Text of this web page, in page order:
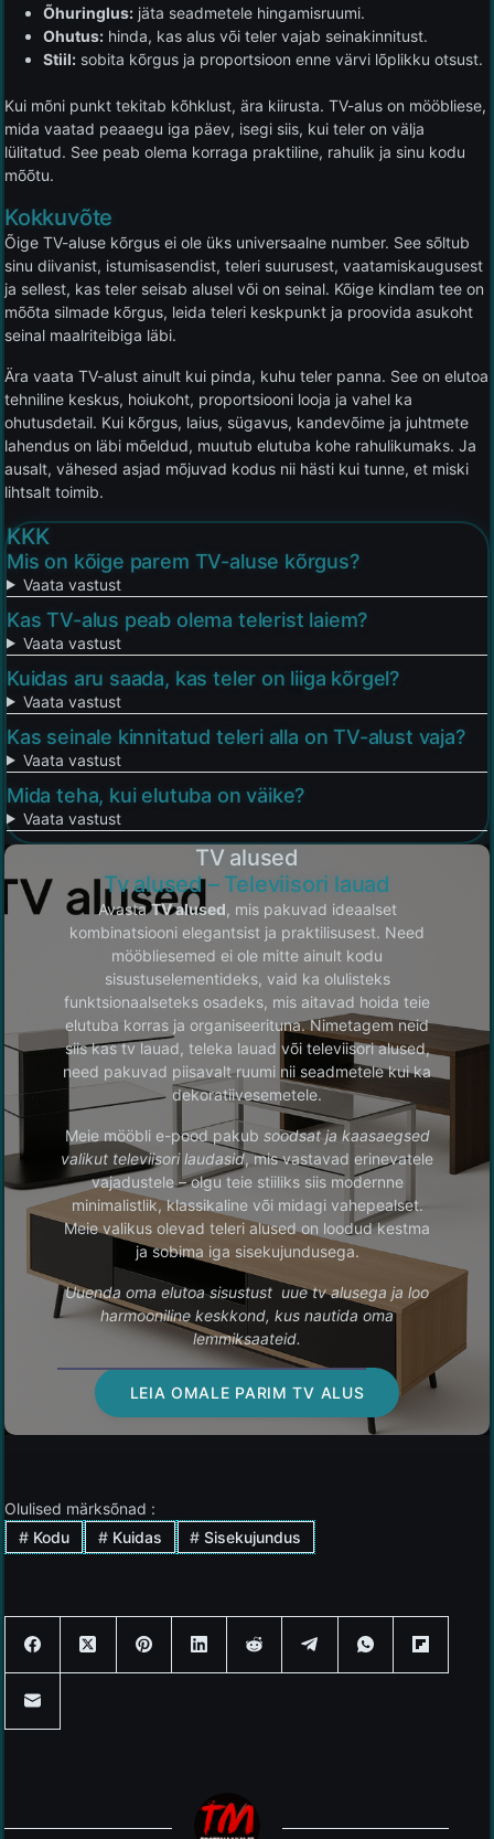
Õhuringlus: jäta seadmetele hingamisruumi.
Ohutus: hinda, kas alus või teler vajab seinakinnitust.
Stiil: sobita kõrgus ja proportsioon enne värvi lõplikku otsust.
Kui mõni punkt tekitab kõhklust, ära kiirusta. TV-alus on mööbliese,
mida vaatad peaaegu iga päev, isegi siis, kui teler on välja
lülitatud. See peab olema korraga praktiline, rahulik ja sinu kodu
mõõtu.
Kokkuvõte
Õige TV-aluse kõrgus ei ole üks universaalne number. See sõltub
sinu diivanist, istumisasendist, teleri suurusest, vaatamiskaugusest
ja sellest, kas teler seisab alusel või on seinal. Kõige kindlam tee on
mõõta silmade kõrgus, leida teleri keskpunkt ja proovida asukoht
seinal maalriteibiga läbi.
Ära vaata TV-alust ainult kui pinda, kuhu teler panna. See on elutoa
tehniline keskus, hoiukoht, proportsiooni looja ja vahel ka
ohutusdetail. Kui kõrgus, laius, sügavus, kandevõime ja juhtmete
lahendus on läbi mõeldud, muutub elutuba kohe rahulikumaks. Ja
ausalt, vähesed asjad mõjuvad kodus nii hästi kui tunne, et miski
lihtsalt toimib.
KKK
Mis on kõige parem TV-aluse kõrgus?
Vaata vastust
Kas TV-alus peab olema telerist laiem?
Vaata vastust
Kuidas aru saada, kas teler on liiga kõrgel?
Vaata vastust
Kas seinale kinnitatud teleri alla on TV-alust vaja?
Vaata vastust
Mida teha, kui elutuba on väike?
Vaata vastust
TV alused
Tv alused – Televiisori lauad
AvastaTV alused, mis pakuvad ideaalset
kombinatsiooni elegantsist ja praktilisusest. Need
mööbliesemed ei ole mitte ainult kodu
sisustuselementideks, vaid ka olulisteks
funktsionaalseteks osadeks, mis aitavad hoida teie
elutuba korras ja organiseerituna. Nimetagem neid
siis kas tv lauad, teleka lauad või televiisori alused,
need pakuvad piisavalt ruumi nii seadmetele kui ka
dekoratiivesemetele.
Meie mööbli e-pood pakub soodsat ja kaasaegsed
valikut televiisori laudasid, mis vastavad erinevatele
vajadustele – olgu teie stiiliks siis modernne
minimalistlik, klassikaline või midagi vahepealset.
Meie valikus olevad teleri alused on loodud kestma
ja sobima iga sisekujundusega.
Uuenda oma elutoa sisustust uue tv alusega ja loo
harmooniline keskkond, kus nautida oma
lemmiksaateid.
LEIA OMALE PARIM TV ALUS
Olulised märksõnad :
#Kodu #Kuidas # Sisekujundus